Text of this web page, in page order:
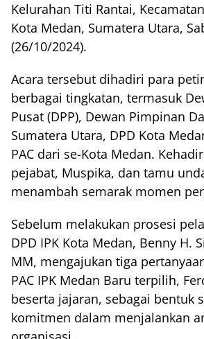
Kelurahan Titi Rantai,
Kota Medan, Sumatera Utara,
(26/10/2024).
Acara tersebut dihadiri para
berbagai tingkatan, termasuk
Pusat (DPP), Dewan Pimpinan
Sumatera Utara, DPD Kota
PAC dari se-Kota Medan.
pejabat, Muspika, dan tamu
menambah semarak momen
Sebelum melakukan prosesi
DPD IPK Kota Medan, Benny H.
MM, mengajukan tiga
PAC IPK Medan Baru terpilih,
beserta jajaran, sebagai bentuk
komitmen dalam menjalankan